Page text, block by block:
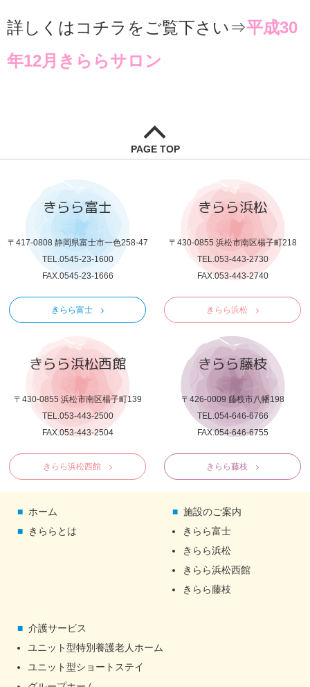
詳しくはコチラをご覧下さい⇒平成30
年12月きららサロン
PAGE TOP
きらら富士
〒417-0808 静岡県富士市一色258-47
TEL.0545-23-1600
FAX.0545-23-1666
きらら富士
きらら浜松
〒430-0855 浜松市南区楊子町218
TEL.053-443-2730
FAX.053-443-2740
きらら浜松
きらら浜松西館
〒430-0855 浜松市南区楊子町139
TEL.053-443-2500
FAX.053-443-2504
きらら浜松西館
きらら藤枝
〒426-0009 藤枝市八幡198
TEL.054-646-6766
FAX.054-646-6755
きらら藤枝
ホーム
きららとは
施設のご案内
きらら富士
きらら浜松
きらら浜松西館
きらら藤枝
介護サービス
ユニット型特別養護老人ホーム
ユニット型ショートステイ